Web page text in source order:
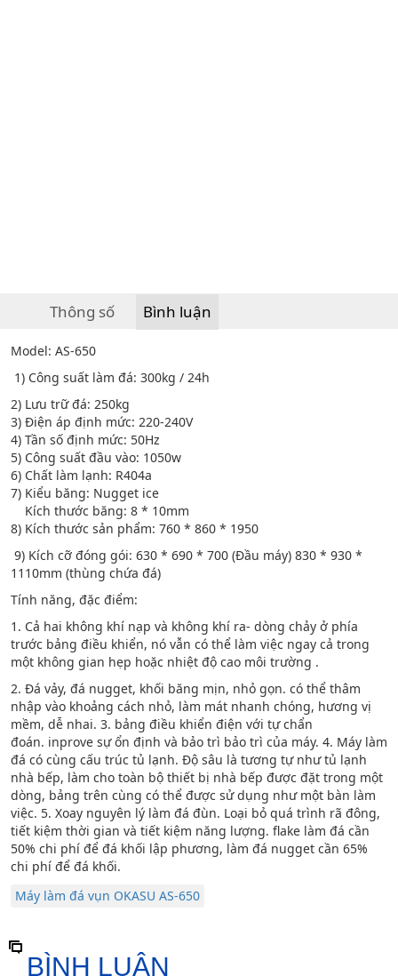
Thông số Bình luận
Model: AS-650
1) Công suất làm đá: 300kg / 24h
2) Lưu trữ đá: 250kg
3) Điện áp định mức: 220-240V
4) Tần số định mức: 50Hz
5) Công suất đầu vào: 1050w
6) Chất làm lạnh: R404a
7) Kiểu băng: Nugget ice
Kích thước băng: 8 * 10mm
8) Kích thước sản phẩm: 760 * 860 * 1950
9) Kích cỡ đóng gói: 630 * 690 * 700 (Đầu máy) 830 * 930 *
1110mm (thùng chứa đá)
Tính năng, đặc điểm:
1. Cả hai không khí nạp và không khí ra- dòng chảy ở phía
trước bảng điều khiển, nó vẫn có thể làm việc ngay cả trong
một không gian hẹp hoặc nhiệt độ cao môi trường .
2. Đá vảy, đá nugget, khối băng mịn, nhỏ gọn. có thể thâm
nhập vào khoảng cách nhỏ, làm mát nhanh chóng, hương vị
mềm, dễ nhai. 3. bảng điều khiển điện với tự chẩn
đoán. inprove sự ổn định và bảo trì bảo trì của máy. 4. Máy làm
đá có cùng cấu trúc tủ lạnh. Độ sâu là tương tự như tủ lạnh
nhà bếp, làm cho toàn bộ thiết bị nhà bếp được đặt trong một
dòng, bảng trên cùng có thể được sử dụng như một bàn làm
việc. 5. Xoay nguyên lý làm đá đùn. Loại bỏ quá trình rã đông,
tiết kiệm thời gian và tiết kiệm năng lượng. flake làm đá cần
50% chi phí để đá khối lập phương, làm đá nugget cần 65%
chi phí để đá khối.
Máy làm đá vụn OKASU AS-650
BÌNH LUẬN